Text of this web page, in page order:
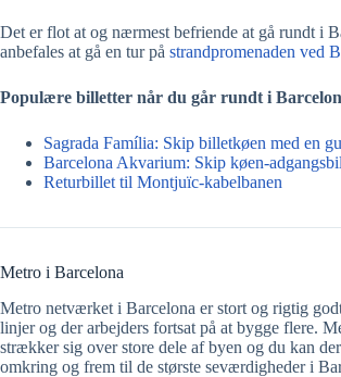
Det er flot at og nærmest befriende at gå rundt i
anbefales at gå en tur på strandpromenaden ved
Populære billetter når du går rundt i
Sagrada Família: Skip billetkøen med en
Barcelona Akvarium: Skip køen-
Returbillet til Montjuïc-kabelbanen
Metro i Barcelona
Metro netværket i Barcelona er stort og rigtig
linjer og der arbejders fortsat på at bygge flere.
strækker sig over store dele af byen og du kan
omkring og frem til de største seværdigheder i